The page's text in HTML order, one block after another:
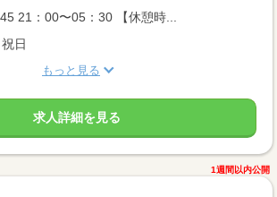
21：00〜05：30 【休憩時...
日
もっと見る
求人詳細を見る
1週間以内公開